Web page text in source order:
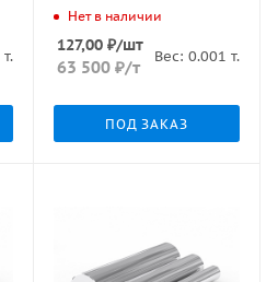
т.
Нет в наличии
127,00₽/шт
63 500₽/т
Вес: 0.001 т.
ПОД ЗАКАЗ